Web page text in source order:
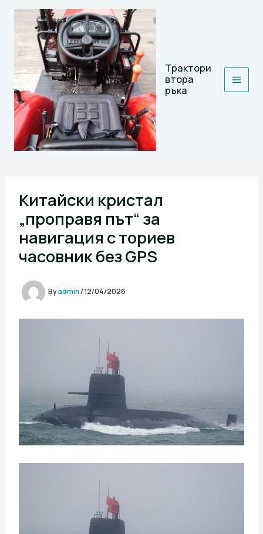
Skip
Трактори
втора
ръка
Китайски кристал
„проправя път“ за
навигация с ториев
часовник без GPS
Byadmin/12/04/2026